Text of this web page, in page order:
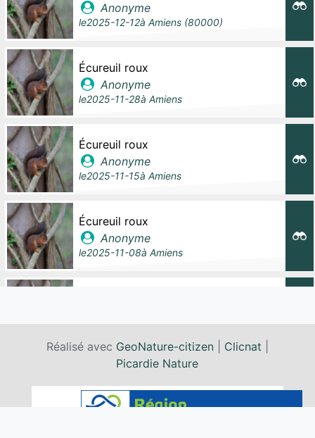
Anonyme
le2025-12-12à Amiens (80000)
Écureuil roux
Anonyme
le2025-11-28à Amiens
Écureuil roux
Anonyme
le2025-11-15à Amiens
Écureuil roux
Anonyme
le2025-11-08à Amiens
Anonyme
le2025-11-03àAmiens
Réalisé avec GeoNature-citizen| Clicnat
Picardie Nature